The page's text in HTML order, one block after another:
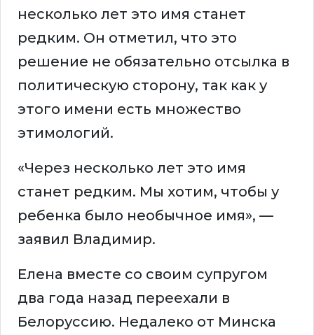
несколько лет это имя станет
редким. Он отметил, что это
решение не обязательно отсылка в
политическую сторону, так как у
этого имени есть множество
этимологий.
«Через несколько лет это имя
станет редким. Мы хотим, чтобы у
ребенка было необычное имя», —
заявил Владимир.
Елена вместе со своим супругом
два года назад переехали в
Белоруссию. Недалеко от Минска